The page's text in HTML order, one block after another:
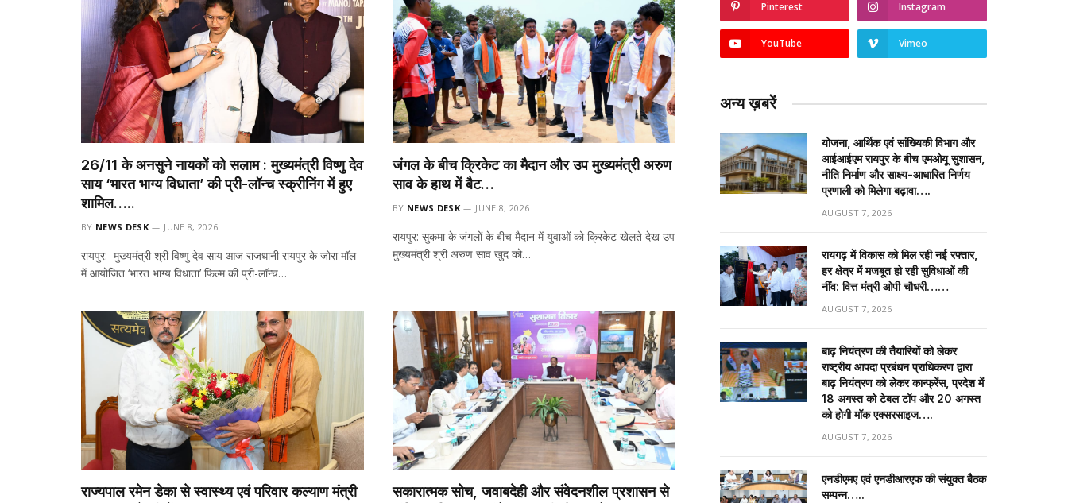
26/11 के अनसुने नायकों को सलाम : मुख्यमंत्री विष्णु देव
साय ‘भारत भाग्य विधाता’ की प्री-लॉन्च स्क्रीनिंग में हुए
शामिल…..
BY NEWS DESK JUNE 8, 2026
रायपुर: मुख्यमंत्री श्री विष्णु देव साय आज राजधानी रायपुर के जोरा मॉल
में आयोजित ‘भारत भाग्य विधाता’ फिल्म की प्री-लॉन्च…
जंगल के बीच क्रिकेट का मैदान और उप मुख्यमंत्री अरुण
साव के हाथ में बैट…
BY NEWS DESK JUNE 8, 2026
रायपुर: सुकमा के जंगलों के बीच मैदान में युवाओं को क्रिकेट खेलते देख उप
मुख्यमंत्री श्री अरुण साव खुद को…
राज्यपाल रमेन डेका से स्वास्थ्य एवं परिवार कल्याण मंत्री
सकारात्मक सोच, जवाबदेही और संवेदनशील प्रशासन से
Pinterest Instagram
YouTube Vimeo
अन्य ख़बरें
योजना, आर्थिक एवं सांख्यिकी विभाग और
आईआईएम रायपुर के बीच एमओयू सुशासन,
नीति निर्माण और साक्ष्य-आधारित निर्णय
प्रणाली को मिलेगा बढ़ावा….
AUGUST 7, 2026
रायगढ़ में विकास को मिल रही नई रफ्तार,
हर क्षेत्र में मजबूत हो रही सुविधाओं की
नींव: वित्त मंत्री ओपी चौधरी……
AUGUST 7, 2026
बाढ़ नियंत्रण की तैयारियों को लेकर
राष्ट्रीय आपदा प्रबंधन प्राधिकरण द्वारा
बाढ़ नियंत्रण को लेकर कान्फ्रेंस, प्रदेश में
18 अगस्त को टेबल टॉप और 20 अगस्त
को होगी मॉक एक्सरसाइज….
AUGUST 7, 2026
एनडीएमए एवं एनडीआरएफ की संयुक्त बैठक
सम्पन्न…..